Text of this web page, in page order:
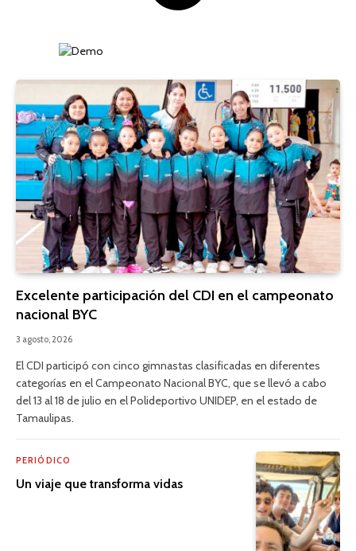
Excelente participación del CDI en el campeonato
nacional BYC
3 agosto, 2026
El CDI participó con cinco gimnastas clasificadas en diferentes
categorías en el Campeonato Nacional BYC, que se llevó a cabo
del 13 al 18 de julio en el Polideportivo UNIDEP, en el estado de
Tamaulipas.
PERIÓDICO
Un viaje que transforma vidas